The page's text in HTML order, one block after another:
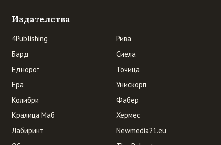
Издателства
4Publishing
Бард
Еднорог
Ера
Колибри
Кралица Маб
Лабиринт
Рива
Сиела
Точица
Унискорп
Фабер
Хермес
Newmedia21.eu